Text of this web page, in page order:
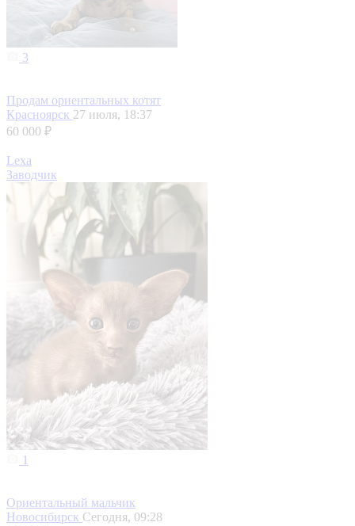
3
Продам ориентальных котят
Красноярск 27 июля, 18:37
60 000 ₽
Lexa
Заводчик
1
Ориентальный мальчик
Новосибирск Сегодня, 09:28